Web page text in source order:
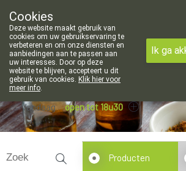
011/340400
Vandaag open tot 18u30
Producten
Cookies
Deze website maakt gebruik van
cookies om uw gebruikservaring te
verbeteren en om onze diensten en
aanbiedingen aan te passen aan
uw interesses. Door op deze
website te blijven, accepteert u dit
gebruik van cookies. Klik hier voor
meer info.
Ik ga